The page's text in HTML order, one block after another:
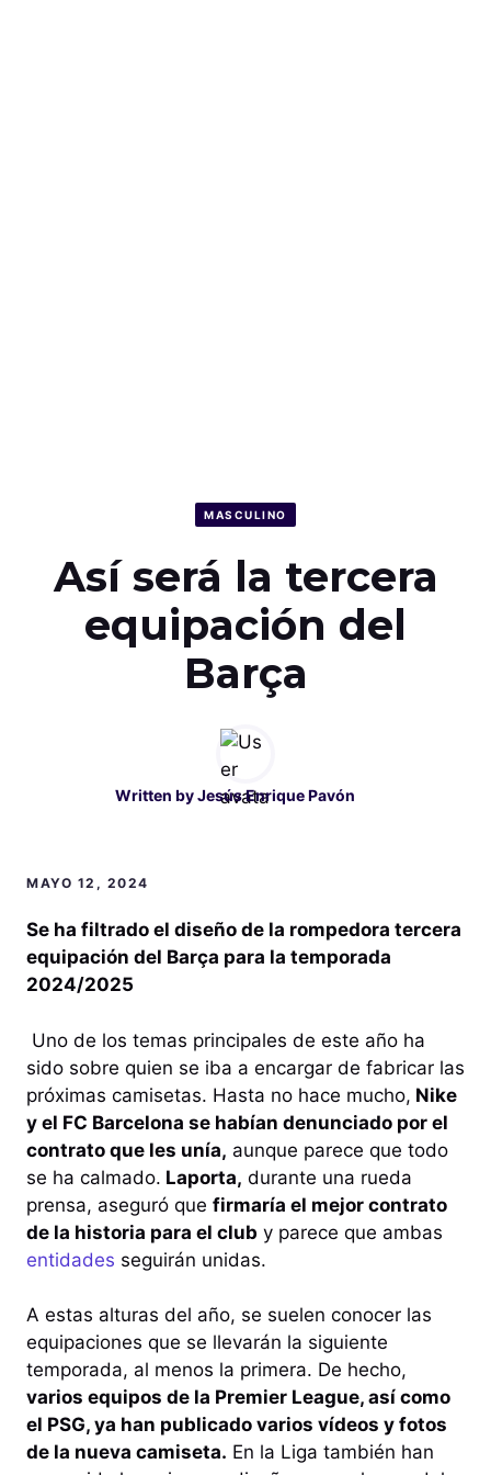
MASCULINO
Así será la tercera
equipación del
Barça
Written byJesús Enrique Pavón
MAYO 12, 2024
Se ha filtrado el diseño de la rompedora tercera
equipación del Barça para la temporada
2024/2025
Uno de los temas principales de este año ha
sido sobre quien se iba a encargar de fabricar las
próximas camisetas. Hasta no hace mucho, Nike
y el FC Barcelona se habían denunciado por el
contrato que les unía, aunque parece que todo
se ha calmado. Laporta, durante una rueda
prensa, aseguró que firmaría el mejor contrato
de la historia para el club y parece que ambas
entidades seguirán unidas.
A estas alturas del año, se suelen conocer las
equipaciones que se llevarán la siguiente
temporada, al menos la primera. De hecho,
varios equipos de la Premier League, así como
el PSG, ya han publicado varios vídeos y fotos
de la nueva camiseta. En la Liga también han